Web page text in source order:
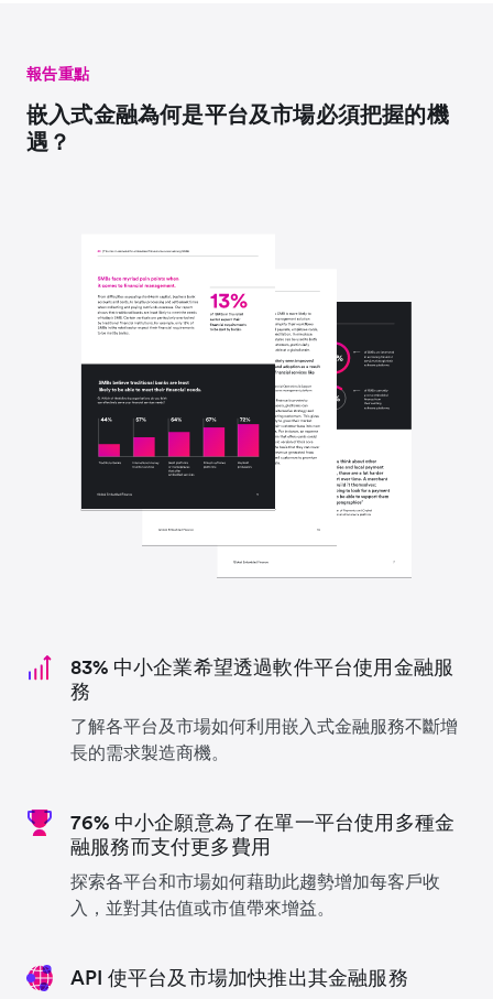
報告重點
嵌入式金融為何是平台及市場必須把握的機
遇？
83% 中小企業希望透過軟件平台使用金融服
務
了解各平台及市場如何利用嵌入式金融服務不斷增
長的需求製造商機。
76% 中小企願意為了在單一平台使用多種金
融服務而支付更多費用
探索各平台和市場如何藉助此趨勢增加每客戶收
入，並對其估值或市值帶來增益。
API 使平台及市場加快推出其金融服務